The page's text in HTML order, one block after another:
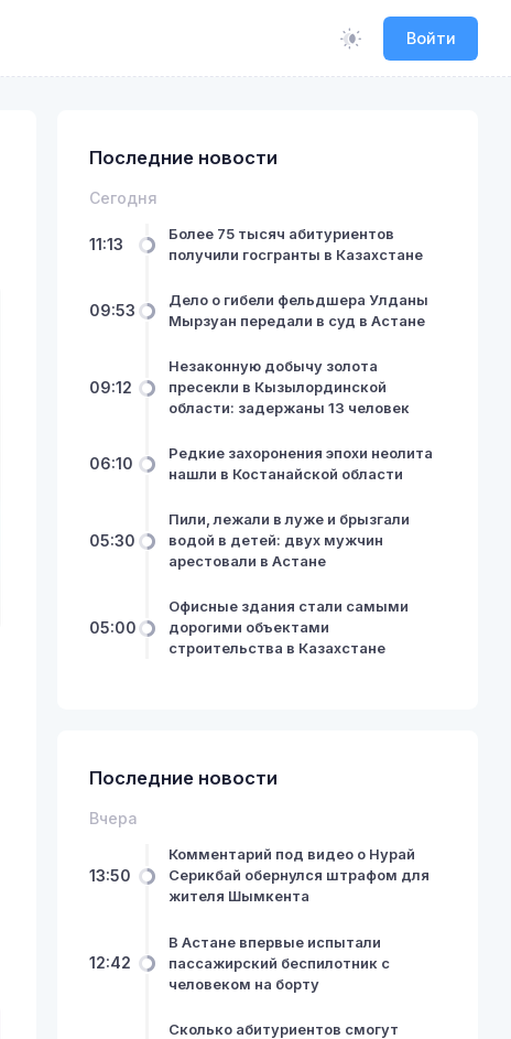
Войти
Последние новости
Сегодня
11:13
Более 75 тысяч абитуриентов
получили госгранты в Казахстане
09:53
Дело о гибели фельдшера Улданы
Мырзуан передали в суд в Астане
09:12
Незаконную добычу золота
пресекли в Кызылординской
области: задержаны 13 человек
06:10
Редкие захоронения эпохи неолита
нашли в Костанайской области
05:30
Пили, лежали в луже и брызгали
водой в детей: двух мужчин
арестовали в Астане
05:00
Офисные здания стали самыми
дорогими объектами
строительства в Казахстане
Последние новости
Вчера
13:50
Комментарий под видео о Нурай
Серикбай обернулся штрафом для
жителя Шымкента
12:42
В Астане впервые испытали
пассажирский беспилотник с
человеком на борту
Сколько абитуриентов смогут